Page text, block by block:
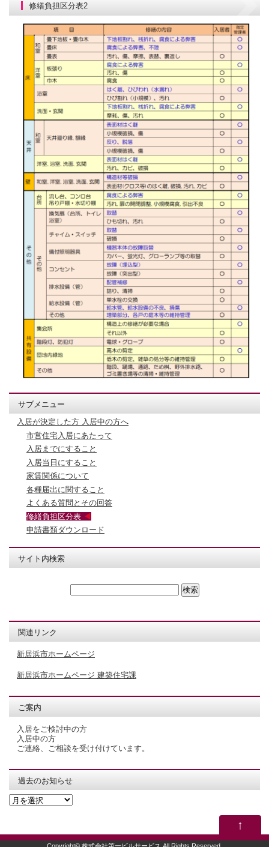
修繕負担区分表2
サブメニュー
入居が決定した方 入居中の方へ
市営住宅入居にあたって
入居までにすること
入居当日にすること
家賃関係について
各種届出に関すること
よくある質問とその回答
修繕負担区分表
申請書類ダウンロード
サイト内検索
関連リンク
新居浜市ホームページ
新居浜市ホームページ 建築住宅課
ご案内
入居をご検討中の方
入居中の方
ご連絡、ご相談を受け付けています。
過去のお知らせ
過
知
↑
Copyright© 株式会社第一ビルサービス All Rights Reserved.